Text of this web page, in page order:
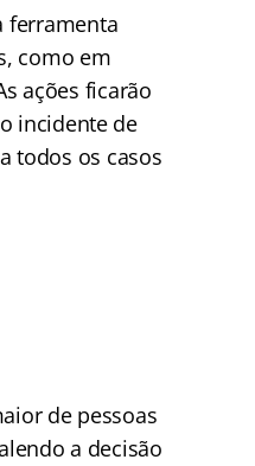
ferramenta
como em
ações ficarão
incidente de
todos os casos
de pessoas
a decisão